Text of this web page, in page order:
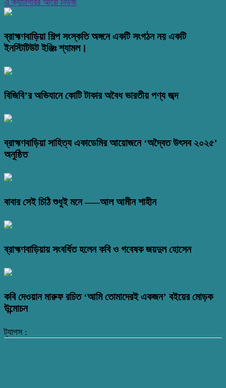
এ ক্যাটাগরির আরো নিউজ
ব্রাহ্মণবাড়িয়া শিল্প সংস্কতি অঙ্গনে একটি সংগঠন নয় একটি
ইনস্টিটিউট ইঞ্জিঃ শ্যামল।
বিজিবি’র অভিযানে কোটি টাকার অবৈধ ভারতীয় পণ্য জব্দ
ব্রাহ্মণবাড়িয়া সাহিত্য একাডেমির আয়োজনে ‘অদ্বৈত উৎসব ২০২৫’
অনুষ্ঠিত
বাবার সেই চিঠি শুধুই মনে —–আল আমীন শাহীন
ব্রাহ্মণবাড়িয়ায় সংবর্ধিত হলেন কবি ও গবেষক জয়দুল হোসেন
কবি দেওয়ান মারুফ রচিত ‘আমি তোমাদেরই একজন’ বইয়ের মোড়ক
উন্মোচন
ট্যাগস :